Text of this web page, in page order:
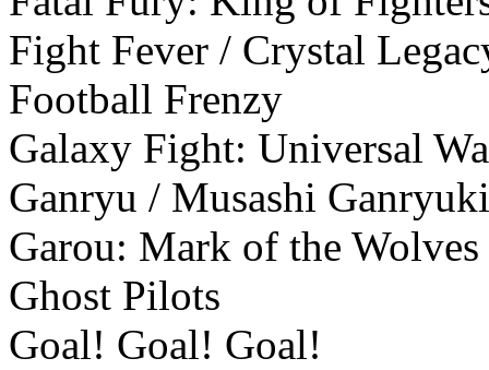
Fight Fever / Crystal
Football Frenzy
Galaxy Fight: Universal
Ganryu / Musashi Ganryuki
Garou: Mark of the Wolves
Ghost Pilots
Goal! Goal! Goal!